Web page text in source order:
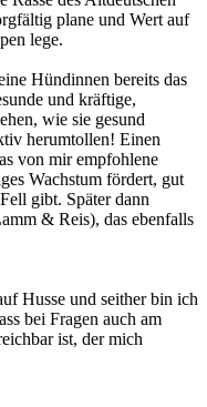
plane und Wert auf
lege.
Hündinnen bereits das
und kräftige,
wie sie gesund
herumtollen! Einen
von mir empfohlene
Wachstum fördert, gut
gibt. Später dann
& Reis), das ebenfalls
Husse und seither bin ich
bei Fragen auch am
ist, der mich